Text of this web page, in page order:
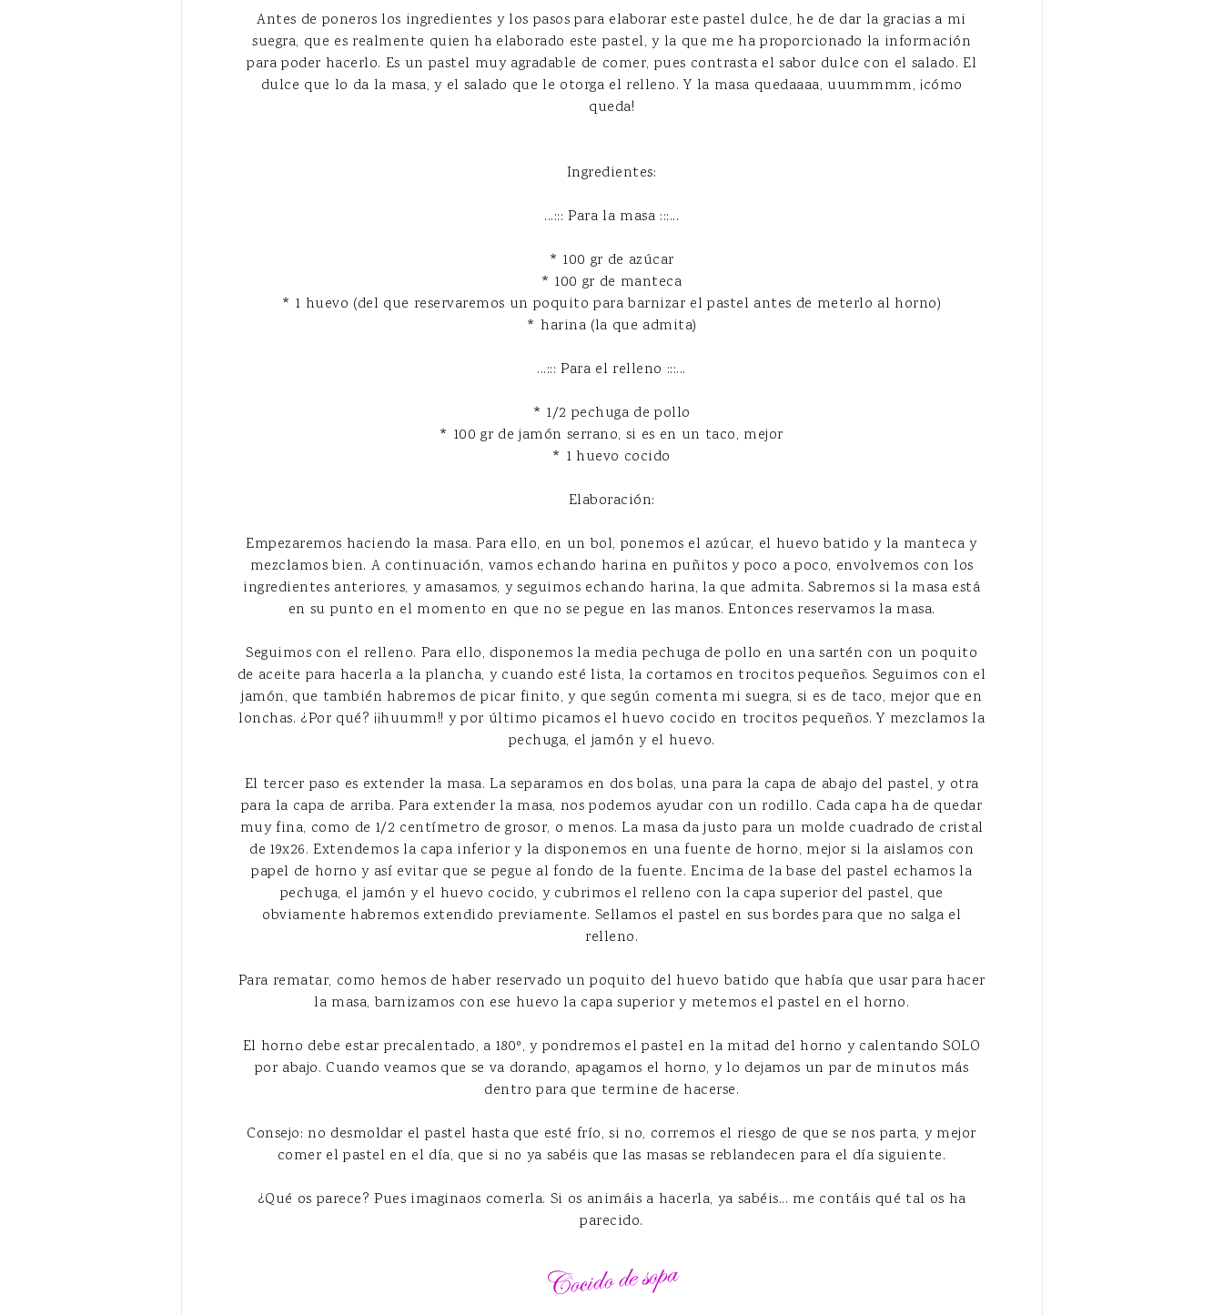
Antes de poneros los ingredientes y los pasos para elaborar este pastel dulce, he de dar la gracias a mi
suegra, que es realmente quien ha elaborado este pastel, y la que me ha proporcionado la información
para poder hacerlo. Es un pastel muy agradable de comer, pues contrasta el sabor dulce con el salado. El
dulce que lo da la masa, y el salado que le otorga el relleno. Y la masa quedaaaa, uuummmm, ¡cómo
queda!
Ingredientes:
...::: Para la masa :::...
* 100 gr de azúcar
* 100 gr de manteca
* 1 huevo (del que reservaremos un poquito para barnizar el pastel antes de meterlo al horno)
* harina (la que admita)
...::: Para el relleno :::...
* 1/2 pechuga de pollo
* 100 gr de jamón serrano, si es en un taco, mejor
* 1 huevo cocido
Elaboración:
Empezaremos haciendo la masa. Para ello, en un bol, ponemos el azúcar, el huevo batido y la manteca y
mezclamos bien. A continuación, vamos echando harina en puñitos y poco a poco, envolvemos con los
ingredientes anteriores, y amasamos, y seguimos echando harina, la que admita. Sabremos si la masa está
en su punto en el momento en que no se pegue en las manos. Entonces reservamos la masa.
Seguimos con el relleno. Para ello, disponemos la media pechuga de pollo en una sartén con un poquito
de aceite para hacerla a la plancha, y cuando esté lista, la cortamos en trocitos pequeños. Seguimos con el
jamón, que también habremos de picar finito, y que según comenta mi suegra, si es de taco, mejor que en
lonchas. ¿Por qué? ¡¡huumm!! y por último picamos el huevo cocido en trocitos pequeños. Y mezclamos la
pechuga, el jamón y el huevo.
El tercer paso es extender la masa. La separamos en dos bolas, una para la capa de abajo del pastel, y otra
para la capa de arriba. Para extender la masa, nos podemos ayudar con un rodillo. Cada capa ha de quedar
muy fina, como de 1/2 centímetro de grosor, o menos. La masa da justo para un molde cuadrado de cristal
de 19x26. Extendemos la capa inferior y la disponemos en una fuente de horno, mejor si la aislamos con
papel de horno y así evitar que se pegue al fondo de la fuente. Encima de la base del pastel echamos la
pechuga, el jamón y el huevo cocido, y cubrimos el relleno con la capa superior del pastel, que
obviamente habremos extendido previamente. Sellamos el pastel en sus bordes para que no salga el
relleno.
Para rematar, como hemos de haber reservado un poquito del huevo batido que había que usar para hacer
la masa, barnizamos con ese huevo la capa superior y metemos el pastel en el horno.
El horno debe estar precalentado, a 180º, y pondremos el pastel en la mitad del horno y calentando SOLO
por abajo. Cuando veamos que se va dorando, apagamos el horno, y lo dejamos un par de minutos más
dentro para que termine de hacerse.
Consejo: no desmoldar el pastel hasta que esté frío, si no, corremos el riesgo de que se nos parta, y mejor
comer el pastel en el día, que si no ya sabéis que las masas se reblandecen para el día siguiente.
¿Qué os parece? Pues imaginaos comerla. Si os animáis a hacerla, ya sabéis... me contáis qué tal os ha
parecido.